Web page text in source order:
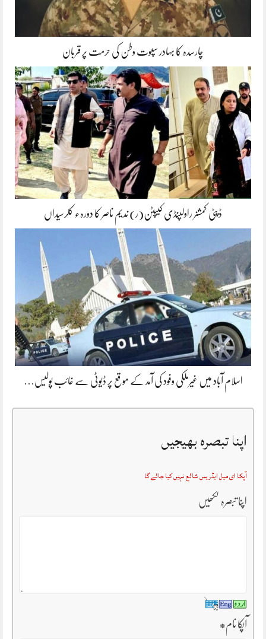
چارسدہ کا بہادر سپوت وطن کی حرمت پر قربان
ڈپٹی کمشنر راولپنڈی کیپٹن(ر) ندیم ناصر کا دورہء کلرسیداں
اسلام آباد میں غیرملکی وفود کی آمد کے موقع پر ڈیوٹی سے غائب پولیس…
اپنا تبصرہ بھیجیں
آپکا ای میل ایڈریس شائع نہیں کیا جائے گا
اپنا تبصرہ لکھیں
آپکا نام*